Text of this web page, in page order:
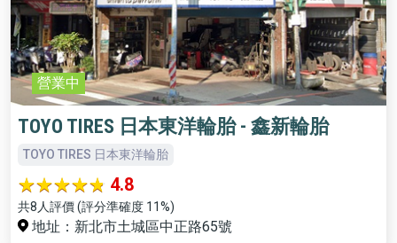
營業中
TOYO TIRES 日本東洋輪胎 - 鑫新輪胎
TOYO TIRES 日本東洋輪胎
4.8
共8人評價 (評分準確度 11%)
地址：新北市土城區中正路65號